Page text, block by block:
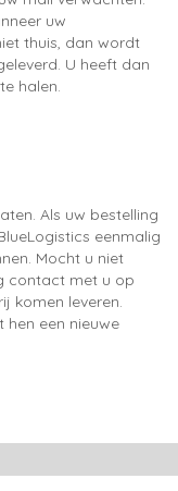
uw
thuis, dan wordt
U heeft dan
halen.
Als uw bestelling
eenmalig
Mocht u niet
contact met u op
komen leveren.
hen een nieuwe